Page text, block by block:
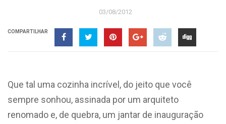
03/08/2012
COMPARTILHAR
Que tal uma cozinha incrível, do jeito que você
sempre sonhou, assinada por um arquiteto
renomado e, de quebra, um jantar de inauguração